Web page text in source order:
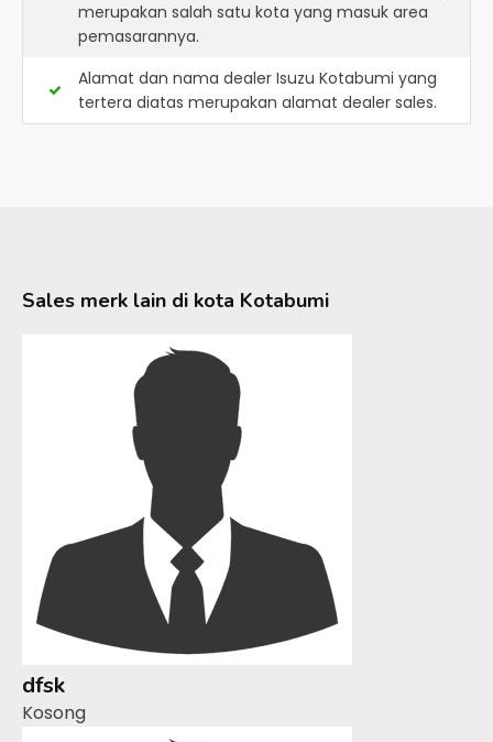
merupakan salah satu kota yang masuk area
pemasarannya.
Alamat dan nama dealer Isuzu Kotabumi yang
tertera diatas merupakan alamat dealer sales.
Sales merk lain di kota Kotabumi
dfsk
Kosong